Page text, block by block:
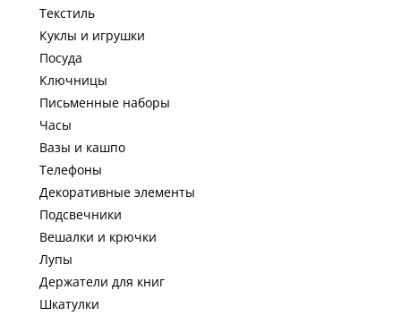
Текстиль
Куклы и игрушки
Посуда
Ключницы
Письменные наборы
Часы
Вазы и кашпо
Телефоны
Декоративные элементы
Подсвечники
Вешалки и крючки
Лупы
Держатели для книг
Шкатулки